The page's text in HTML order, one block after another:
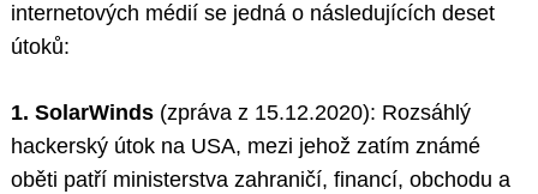
internetových médií se jedná o následujících deset
útoků:
1. SolarWinds (zpráva z 15.12.2020): Rozsáhlý
hackerský útok na USA, mezi jehož zatím známé
oběti patří ministerstva zahraničí, financí, obchodu a